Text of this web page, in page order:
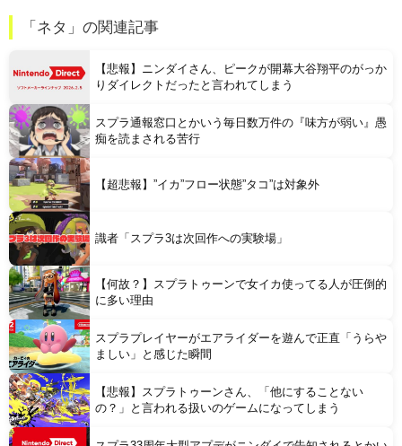
Powered by livedoor 相互RSS
「ネタ」の関連記事
【悲報】ニンダイさん、ピークが開幕大谷翔平のがっか
りダイレクトだったと言われてしまう
スプラ通報窓口とかいう毎日数万件の『味方が弱い』愚
痴を読まされる苦行
【超悲報】”イカ”フロー状態”タコ”は対象外
識者「スプラ3は次回作への実験場」
【何故？】スプラトゥーンで女イカ使ってる人が圧倒的
に多い理由
スプラプレイヤーがエアライダーを遊んで正直「うらや
ましい」と感じた瞬間
【悲報】スプラトゥーンさん、「他にすることない
の？」と言われる扱いのゲームになってしまう